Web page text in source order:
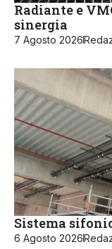
Radiante e
sinergia
7 Agosto 2026
Sistema
6 Agosto 2026